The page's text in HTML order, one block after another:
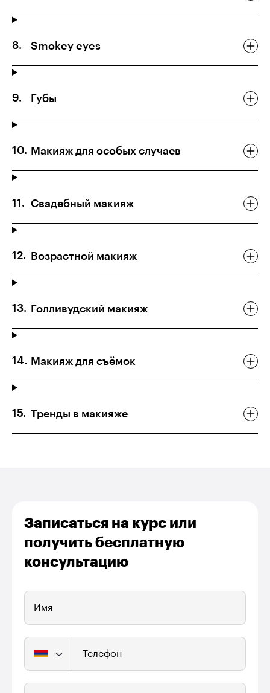
Smokey eyes
Губы
Макияж для особых случаев
Свадебный макияж
Возрастной макияж
Голливудский макияж
Макияж для съёмок
Тренды в макияже
Записаться на курс или
получить бесплатную
консультацию
Имя
Телефон